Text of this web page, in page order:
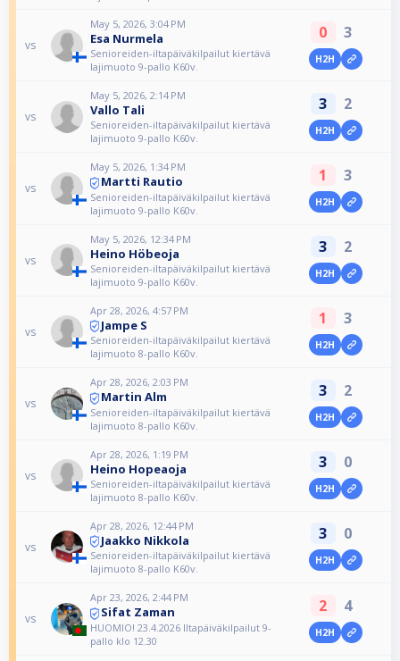
vs
May 5, 2026, 3:04 PM
Esa Nurmela
Senioreiden-iltapäiväkilpailut kiertävä
lajimuoto 9-pallo K60v.
0 3
H2H
vs
May 5, 2026, 2:14 PM
Vallo Tali
Senioreiden-iltapäiväkilpailut kiertävä
lajimuoto 9-pallo K60v.
3 2
H2H
vs
May 5, 2026, 1:34 PM
Martti Rautio
Senioreiden-iltapäiväkilpailut kiertävä
lajimuoto 9-pallo K60v.
1 3
H2H
vs
May 5, 2026, 12:34 PM
Heino Höbeoja
Senioreiden-iltapäiväkilpailut kiertävä
lajimuoto 9-pallo K60v.
3 2
H2H
vs
Apr 28, 2026, 4:57 PM
Jampe S
Senioreiden-iltapäiväkilpailut kiertävä
lajimuoto 8-pallo K60v.
1 3
H2H
vs
Apr 28, 2026, 2:03 PM
Martin Alm
Senioreiden-iltapäiväkilpailut kiertävä
lajimuoto 8-pallo K60v.
3 2
H2H
vs
Apr 28, 2026, 1:19 PM
Heino Hopeaoja
Senioreiden-iltapäiväkilpailut kiertävä
lajimuoto 8-pallo K60v.
3 0
H2H
vs
Apr 28, 2026, 12:44 PM
Jaakko Nikkola
Senioreiden-iltapäiväkilpailut kiertävä
lajimuoto 8-pallo K60v.
3 0
H2H
vs
Apr 23, 2026, 2:44 PM
Sifat Zaman
HUOMIO! 23.4.2026 Iltapäiväkilpailut 9-
pallo klo 12.30
2 4
H2H